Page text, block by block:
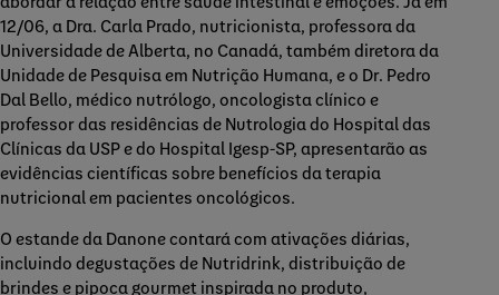
12/06, a Dra. Carla Prado, nutricionista, professora da
Universidade de Alberta, no Canadá, também diretora da
Unidade de Pesquisa em Nutrição Humana, e o Dr. Pedro
Dal Bello, médico nutrólogo, oncologista clínico e
professor das residências de Nutrologia do Hospital das
Clínicas da USP e do Hospital Igesp-SP, apresentarão as
evidências científicas sobre benefícios da terapia
nutricional em pacientes oncológicos.
O estande da Danone contará com ativações diárias,
incluindo degustações de Nutridrink, distribuição de
brindes e pipoca gourmet inspirada no produto,